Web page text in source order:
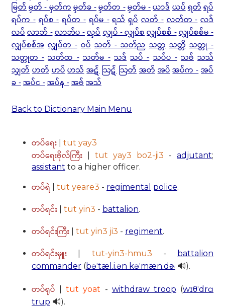
မြတ်မှတ် - မှတ်ကမှတ်ခ -မှတ်တ -မှတ်မ -ယာဒ်ယပ်ရတ်ရပ်
ရပ်က - ရပ်စ - ရပ်တ - ရပ်မ - ရသ် ရှပ် လတ် - လတ်တ - လဒ်
လပ်လာဘ် -လာဘ်ပ -လှပ်လျှပ် - လျှပ်စလျှပ်စစ် -လျှပ်စစ်မ -
လျှပ်စစ်အ လျှပ်တ - ဝပ် သတ် - သတ်ည သတ္တ သတ္တိ သတ္တု -
သတ္တုတ - သတ်ထ - သတ်မ - သဒ် သပ် - သပ်ပ - သဗ် သသ်
သျှတ်ဟတ်ဟပ်ဟသ်အဋ်ဩဋ်ဩတ်အတ်အပ်အပ်က -အပ်
ခ -အပ်င -အပ်န -အဗ်အသ်
Back to Dictionary Main Menu
တပ်ရေး tut yay3
တပ်ရေးဗိုလ်ကြီး tut yay3 bo2-ji3 - adjutant;
assistant to a higher officer.
တပ်ရဲ tut yeare3 - regimental police.
တပ်ရင်း tut yin3 - battalion.
တပ်ရင်းကြီး tut yin3 ji3 - regiment.
တပ်ရင်းမှူး tut-yin3-hmu3 - battalion
commander (bəˈtæl.i.ən kəˈmæn.dɚ 🔊).
တပ်ရုပ် |tut yoat - withdraw troop (wɪθˈdrɑ
trup 🔊).